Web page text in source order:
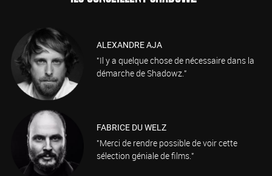
ALEXANDRE AJA
"Il y a quelque chose de nécessaire dans la
démarche de Shadowz."
FABRICE DU WELZ
"Merci de rendre possible de voir cette
sélection géniale de films."